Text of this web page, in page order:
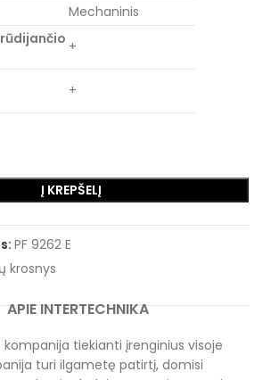
Mechaninis
+
+
Į KREPŠELĮ
PF 9262 E
krosnys
APIE INTERTECHNIKA
kompanija tiekianti įrenginius visoje
turi ilgametę patirtį, domisi